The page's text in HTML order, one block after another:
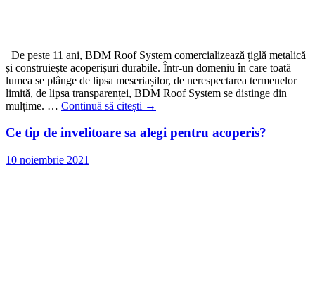
De peste 11 ani, BDM Roof System comercializează țiglă metalică
și construiește acoperișuri durabile. Într-un domeniu în care toată
lumea se plânge de lipsa meseriașilor, de nerespectarea termenelor
limită, de lipsa transparenței, BDM Roof System se distinge din
mulțime. … Continuă să citești →
Ce tip de invelitoare sa alegi pentru acoperis?
10 noiembrie 2021